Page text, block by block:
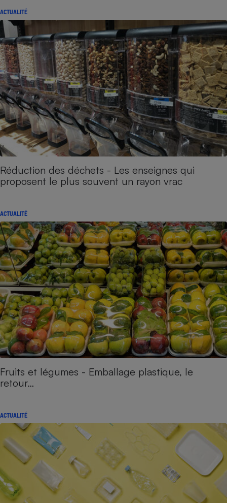
ACTUALITÉ
Réduction des déchets - Les enseignes qui
proposent le plus souvent un rayon vrac
ACTUALITÉ
Fruits et légumes - Emballage plastique, le
retour…
ACTUALITÉ